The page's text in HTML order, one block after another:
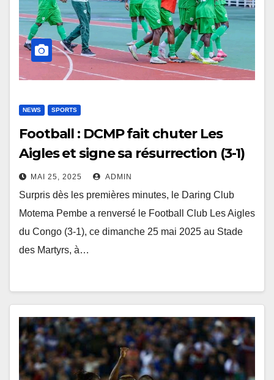
NEWS SPORTS
Football : DCMP fait chuter Les
Aigles et signe sa résurrection (3-1)
MAI 25, 2025 ADMIN
Surpris dès les premières minutes, le Daring Club
Motema Pembe a renversé le Football Club Les Aigles
du Congo (3-1), ce dimanche 25 mai 2025 au Stade
des Martyrs, à…